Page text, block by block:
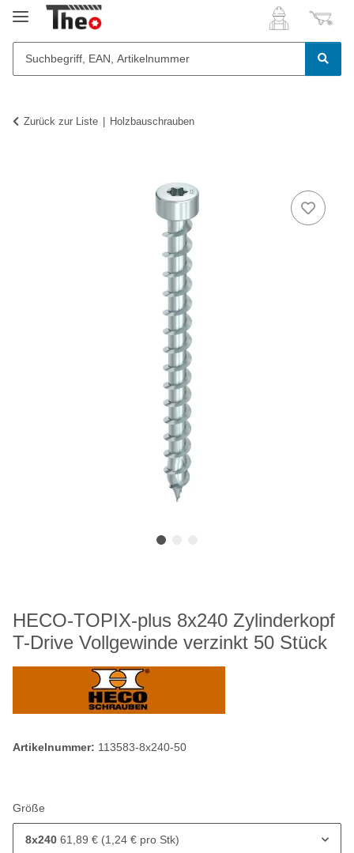
Zurück zur Liste Holzbauschrauben
HECO-TOPIX-plus 8x240 Zylinderkopf
T-Drive Vollgewinde verzinkt 50 Stück
Artikelnummer: 113583-8x240-50
Größe
8x240 61,89 € (1,24 € pro Stk)